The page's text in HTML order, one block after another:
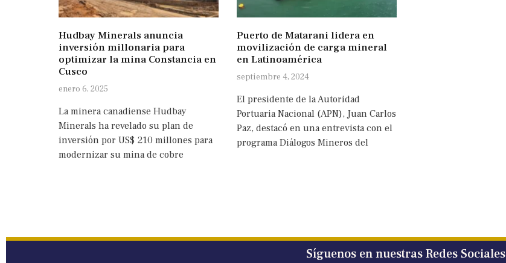
Hudbay Minerals anuncia
inversión millonaria para
optimizar la mina Constancia en
Cusco
enero 6, 2025
La minera canadiense Hudbay
Minerals ha revelado su plan de
inversión por US$ 210 millones para
modernizar su mina de cobre
Puerto de Matarani lidera en
movilización de carga mineral
en Latinoamérica
septiembre 4, 2024
El presidente de la Autoridad
Portuaria Nacional (APN), Juan Carlos
Paz, destacó en una entrevista con el
programa Diálogos Mineros del
Síguenos en nuestras Redes Sociales